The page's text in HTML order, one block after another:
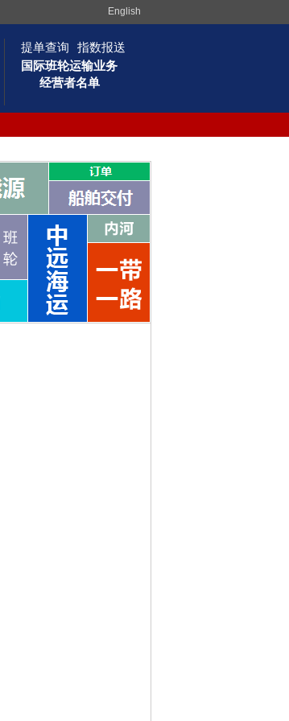
English
提单查询
指数报送
国际班轮运输业务
经营者名单